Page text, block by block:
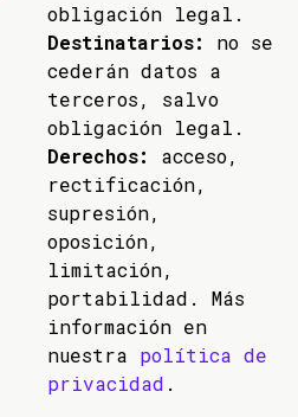
obligación legal.
Destinatarios:
no se
cederán datos a
terceros, salvo
obligación legal.
Derechos:
acceso,
rectificación,
supresión,
oposición,
limitación,
portabilidad. Más
información en
nuestra política de
privacidad .